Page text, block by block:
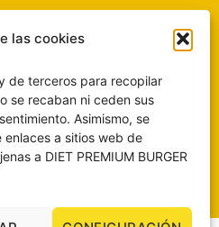
las cookies
de terceros para recopilar
se recaban ni ceden sus
Asimismo, se
a sitios web de
a DIET PREMIUM BURGER